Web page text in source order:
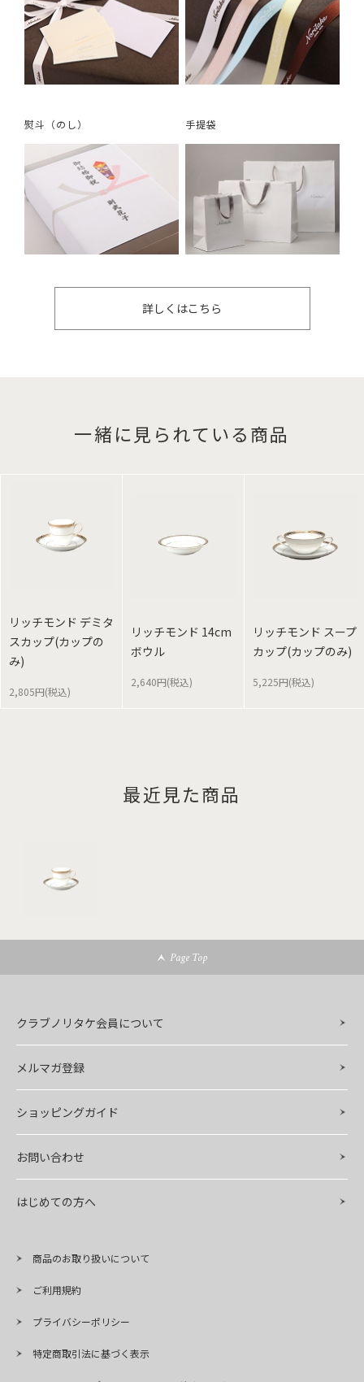
熨斗（のし） 手提袋
詳しくはこちら
一緒に見られている商品
リッチモンド デミタ
スカップ(カップの
み)
2,805円(税込)
リッチモンド 14cm
ボウル
2,640円(税込)
リッチモンド スープ
カップ(カップのみ)
5,225円(税込)
最近見た商品
Page Top
クラブノリタケ会員について
メルマガ登録
ショッピングガイド
お問い合わせ
はじめての方へ
商品のお取り扱いについて
ご利用規約
プライバシーポリシー
特定商取引法に基づく表示